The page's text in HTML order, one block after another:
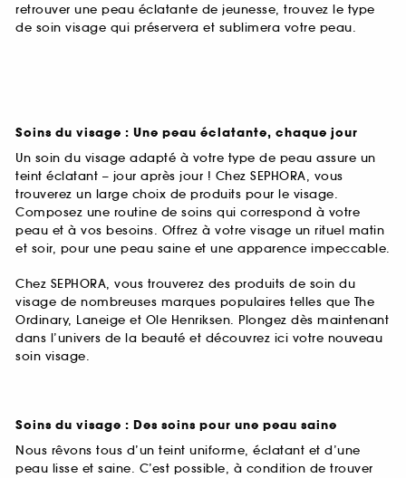
retrouver une peau éclatante de jeunesse, trouvez le type
de soin visage qui préservera et sublimera votre peau.
Soins du visage : Une peau éclatante, chaque jour
Un soin du visage adapté à votre type de peau assure un
teint éclatant – jour après jour ! Chez SEPHORA, vous
trouverez un large choix de produits pour le visage.
Composez une routine de soins qui correspond à votre
peau et à vos besoins. Offrez à votre visage un rituel matin
et soir, pour une peau saine et une apparence impeccable.
Chez SEPHORA, vous trouverez des produits de soin du
visage de nombreuses marques populaires telles que The
Ordinary, Laneige et Ole Henriksen. Plongez dès maintenant
dans l’univers de la beauté et découvrez ici votre nouveau
soin visage.
Soins du visage : Des soins pour une peau saine
Nous rêvons tous d’un teint uniforme, éclatant et d’une
peau lisse et saine. C’est possible, à condition de trouver